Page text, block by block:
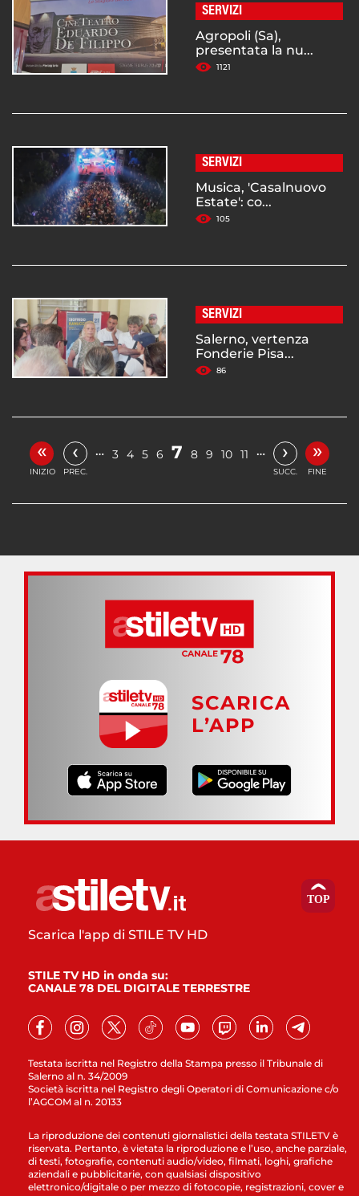
SERVIZI
Agropoli (Sa),
presentata la nu...
1121
SERVIZI
Musica, 'Casalnuovo
Estate': co...
105
SERVIZI
Salerno, vertenza
Fonderie Pisa...
86
«
INIZIO
‹
PREC.
… 3 4 5 6 7 8 9 10 11 … ›
SUCC.
»
FINE
SCARICA
L’APP
Testata iscritta nel Registro della Stampa presso il Tribunale di
Salerno al n. 34/2009
Società iscritta nel Registro degli Operatori di Comunicazione c/o
l’AGCOM al n. 20133
Scarica l'app di STILE TV HD
STILE TV HD in onda su:
CANALE 78 DEL DIGITALE TERRESTRE
La riproduzione dei contenuti giornalistici della testata STILETV è
riservata. Pertanto, è vietata la riproduzione e l’uso, anche parziale,
di testi, fotografie, contenuti audio/video, filmati, loghi, grafiche
aziendali e pubblicitarie, con qualsiasi dispositivo
elettronico/digitale o per mezzo di fotocopie, registrazioni, cover e